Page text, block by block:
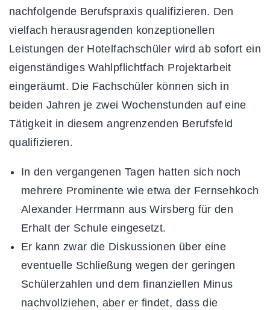
nachfolgende Berufspraxis qualifizieren. Den
vielfach herausragenden konzeptionellen
Leistungen der Hotelfachschüler wird ab sofort ein
eigenständiges Wahlpflichtfach Projektarbeit
eingeräumt. Die Fachschüler können sich in
beiden Jahren je zwei Wochenstunden auf eine
Tätigkeit in diesem angrenzenden Berufsfeld
qualifizieren.
In den vergangenen Tagen hatten sich noch
mehrere Prominente wie etwa der Fernsehkoch
Alexander Herrmann aus Wirsberg für den
Erhalt der Schule eingesetzt.
Er kann zwar die Diskussionen über eine
eventuelle Schließung wegen der geringen
Schülerzahlen und dem finanziellen Minus
nachvollziehen, aber er findet, dass die